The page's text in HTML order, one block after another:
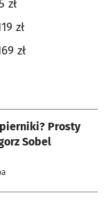
zł
zł
zł
Prosty
Sobel